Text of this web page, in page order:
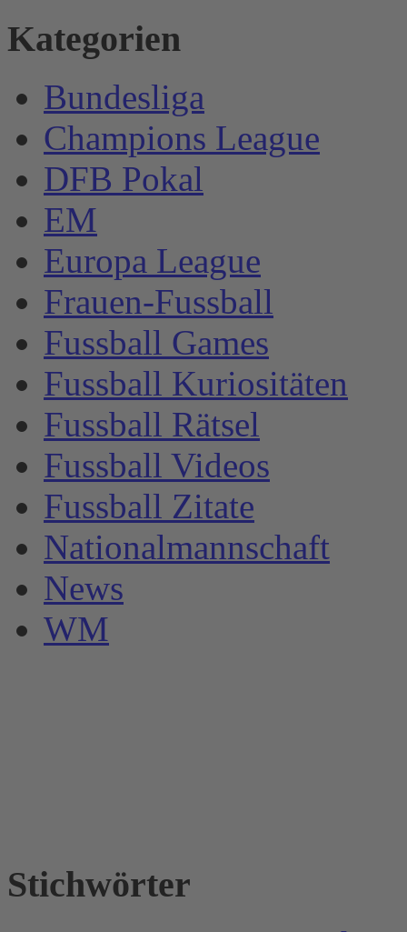
Kategorien
Bundesliga
Champions League
DFB Pokal
EM
Europa League
Frauen-Fussball
Fussball Games
Fussball Kuriositäten
Fussball Rätsel
Fussball Videos
Fussball Zitate
Nationalmannschaft
News
WM
Stichwörter